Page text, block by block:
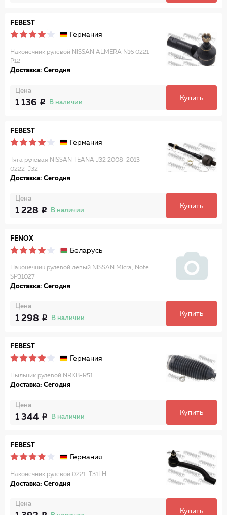
FEBEST
Германия
Наконечник рулевой NISSAN ALMERA N16 0221-
P12
Доставка: Сегодня
Цена
1 136 В наличии
Купить
FEBEST
Германия
Тяга рулевая NISSAN TEANA J32 2008-2013
0222-J32
Доставка: Сегодня
Цена
1 228 В наличии
Купить
FENOX
Беларусь
Наконечник рулевой левый NISSAN Micra, Note
SP31027
Доставка: Сегодня
Цена
1 298 В наличии
Купить
FEBEST
Германия
Пыльник рулевой NRKB-R51
Доставка: Сегодня
Цена
1 344 В наличии
Купить
FEBEST
Германия
Наконечник рулевой 0221-T31LH
Доставка: Сегодня
Цена
Купить